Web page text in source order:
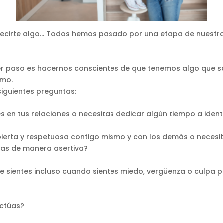
algo… Todos hemos pasado por una etapa de
paso es hacernos conscientes de que tenemos algo que
preguntas:
en tus relaciones o necesitas dedicar algún tiempo a
y respetuosa contigo mismo y con los demás o
de manera asertiva?
sientes incluso cuando sientes miedo, vergüenza o